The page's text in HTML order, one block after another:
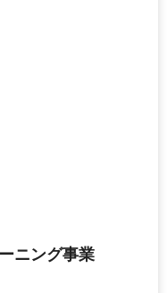
ニング事業